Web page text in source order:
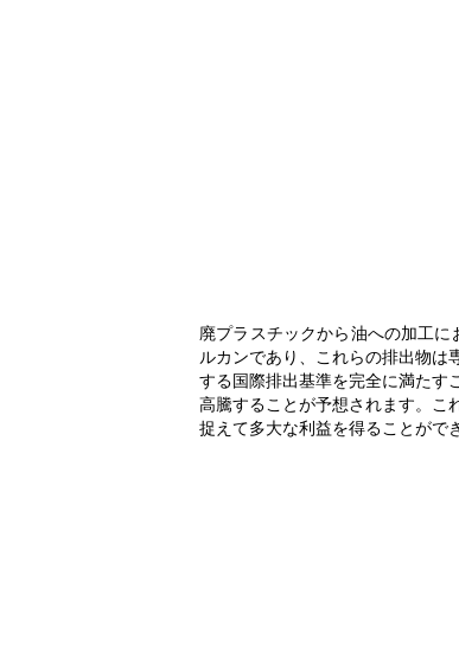
廃プラスチックから油への加工
ルカンであり、これらの排出物は
する国際排出基準を完全に満たす
高騰することが予想されます。こ
捉えて多大な利益を得ることがで